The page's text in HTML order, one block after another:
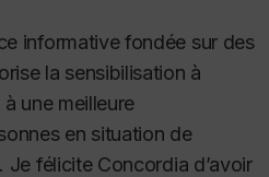
informative fondée sur des
la sensibilisation à
une meilleure
en situation de
félicite Concordia d’avoir